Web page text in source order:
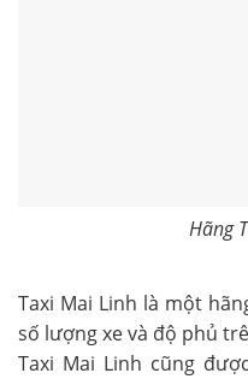
Hãng
Taxi Mai Linh là một
số lượng xe và độ phủ
Taxi Mai Linh cũng